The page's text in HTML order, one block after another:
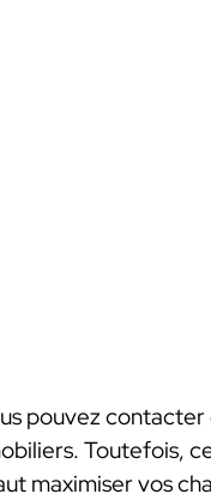
pouvez
Toutefois,
maximiser vos